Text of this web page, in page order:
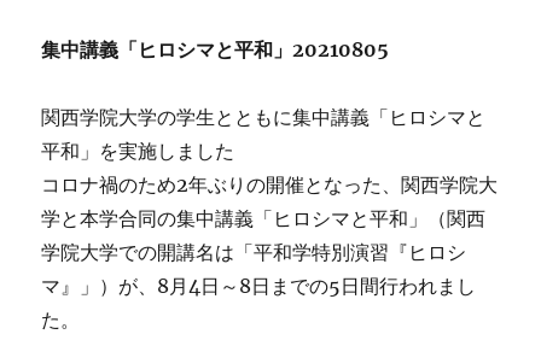
集中講義「ヒロシマと平和」20210805
関西学院大学の学生とともに集中講義「ヒロシマと
平和」を実施しました
コロナ禍のため2年ぶりの開催となった、関西学院大
学と本学合同の集中講義「ヒロシマと平和」（関西
学院大学での開講名は「平和学特別演習『ヒロシ
マ』」）が、8月4日～8日までの5日間行われまし
た。